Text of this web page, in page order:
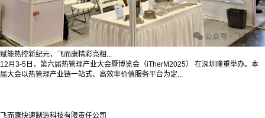
赋能热控新纪元，飞而康精彩亮相...
12月3-5日，第六届热管理产业大会暨博览会（iTherM2025） 在深圳隆重举办。本
届大会以热管理产业链一站式、高效率价值服务平台为定...
飞而康快速制造科技有限责任公司